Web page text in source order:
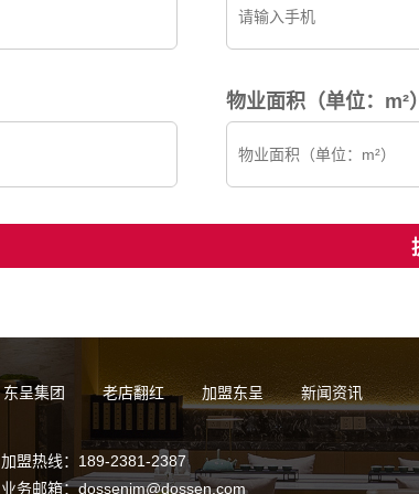
物业面积（单位：m²）
东呈集团 老店翻红 加盟东呈 新闻资讯
加盟热线：189-2381-2387
业务邮箱：dossenjm@dossen.com